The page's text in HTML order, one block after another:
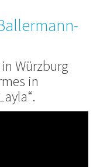
Würzburg
in